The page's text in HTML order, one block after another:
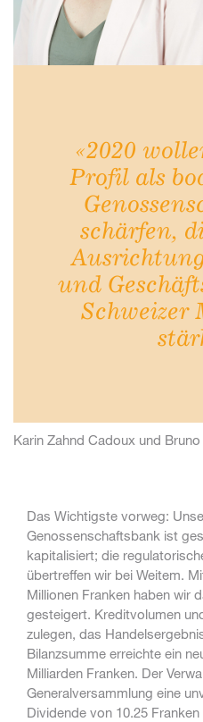
«2020
Profil als
schärfen,
und
Schweizer
Karin Zahnd Cadoux und
Das Wichtigste vorweg:
Genossenschaftsbank ist
kapitalisiert; die
übertreffen wir bei Weitem.
Millionen Franken haben wir
gesteigert. Kreditvolumen
zulegen, das
Bilanzsumme erreichte ein
Milliarden Franken. Der
Generalversammlung eine
Dividende von 10.25